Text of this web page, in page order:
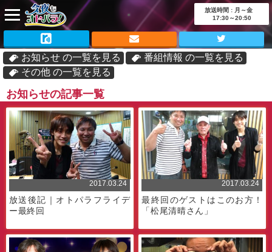
放送時間 : 月～金
17:30～20:50
お知らせ の一覧を見る
番組情報 の一覧を見る
その他 の一覧を見る
お知らせの記事一覧
2017.03.24
放送後記｜オトパラフライデ
ー最終回
2017.03.24
最終回のゲストはこのお方！
「松尾清晴さん」